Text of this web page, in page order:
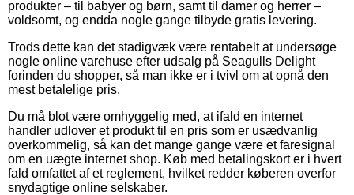
produkter – til babyer og børn, samt til damer og herrer –
voldsomt, og endda nogle gange tilbyde gratis levering.
Trods dette kan det stadigvæk være rentabelt at undersøge
nogle online varehuse efter udsalg på Seagulls Delight
forinden du shopper, så man ikke er i tvivl om at opnå den
mest betalelige pris.
Du må blot være omhyggelig med, at ifald en internet
handler udlover et produkt til en pris som er usædvanlig
overkommelig, så kan det mange gange være et faresignal
om en uægte internet shop. Køb med betalingskort er i hvert
fald omfattet af et reglement, hvilket redder køberen overfor
snydagtige online selskaber.